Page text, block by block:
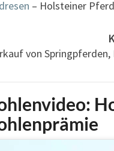
– Holsteiner
von